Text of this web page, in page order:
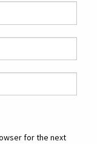
for the next